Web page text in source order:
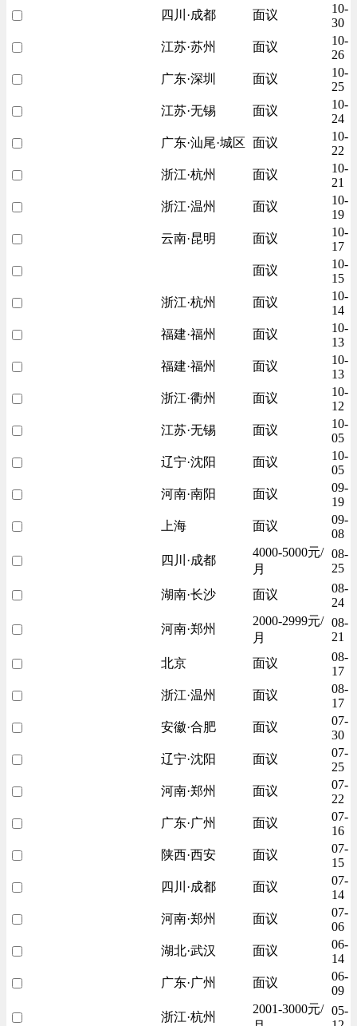
四川·成都
面议
10-
30
江苏·苏州
面议
10-
26
广东·深圳
面议
10-
25
江苏·无锡
面议
10-
24
广东·汕尾·城区 面议
10-
22
浙江·杭州
面议
10-
21
浙江·温州
面议
10-
19
云南·昆明
面议
10-
17
面议
10-
15
浙江·杭州
面议
10-
14
福建·福州
面议
10-
13
福建·福州
面议
10-
13
浙江·衢州
面议
10-
12
江苏·无锡
面议
10-
05
辽宁·沈阳
面议
10-
05
河南·南阳
面议
09-
19
上海
面议
09-
08
四川·成都
4000-5000元/
月
08-
25
湖南·长沙
面议
08-
24
河南·郑州
2000-2999元/
月
08-
21
北京
面议
08-
17
浙江·温州
面议
08-
17
安徽·合肥
面议
07-
30
辽宁·沈阳
面议
07-
25
河南·郑州
面议
07-
22
广东·广州
面议
07-
16
陕西·西安
面议
07-
15
四川·成都
面议
07-
14
河南·郑州
面议
07-
06
湖北·武汉
面议
06-
14
广东·广州
面议
06-
09
浙江·杭州
2001-3000元/ 05-